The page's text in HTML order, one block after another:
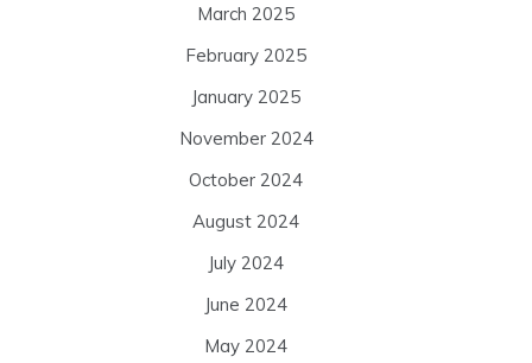
March 2025
February 2025
January 2025
November 2024
October 2024
August 2024
July 2024
June 2024
May 2024